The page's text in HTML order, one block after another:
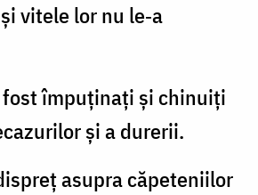
vitele lor nu le‑a
fost împuținați și chinuiți
și a durerii.
asupra căpeteniilor